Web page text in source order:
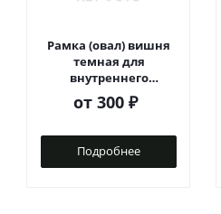
Рамка (овал) вишня
темная для
внутреннего
монтажа
от 300 ₽
Подробнее